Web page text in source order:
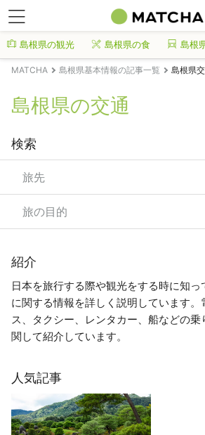
島根県の観光 島根県の食 島根
MATCHA 島根県基本情報の記事一覧 島根県
島根県の交通
検索
旅先
旅の目的
紹介
日本を旅行する際や観光をする時に知っ
に関する情報を詳しく説明しています
ス、タクシー、レンタカー、船などの乗
関して紹介しています。
人気記事